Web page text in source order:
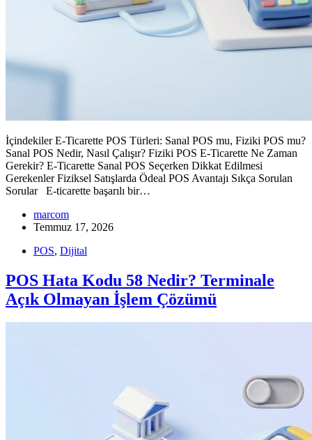
İçindekiler E-Ticarette POS Türleri: Sanal POS mu, Fiziki POS mu?
Sanal POS Nedir, Nasıl Çalışır? Fiziki POS E-Ticarette Ne Zaman
Gerekir? E-Ticarette Sanal POS Seçerken Dikkat Edilmesi
Gerekenler Fiziksel Satışlarda Ödeal POS Avantajı Sıkça Sorulan
Sorular E-ticarette başarılı bir…
marcom
Temmuz 17, 2026
POS, Dijital
POS Hata Kodu 58 Nedir? Terminale
Açık Olmayan İşlem Çözümü